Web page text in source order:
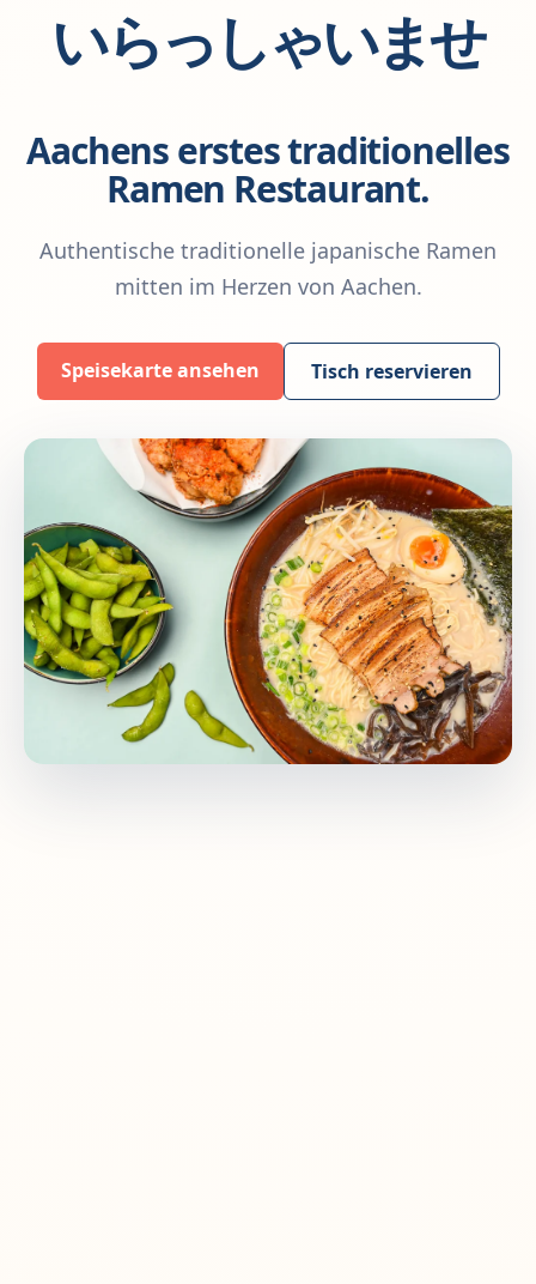
いらっしゃいませ
Aachens erstes traditionelles
Ramen Restaurant.
Authentische traditionelle japanische Ramen
mitten im Herzen von Aachen.
Speisekarte ansehen Tisch reservieren